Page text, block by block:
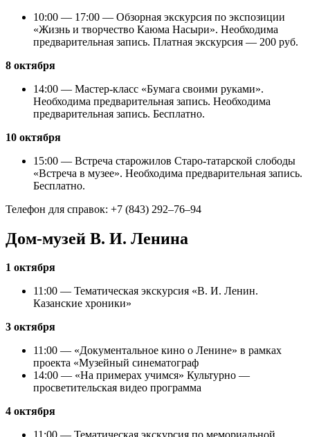
10:00 — 17:00 — Обзорная экскурсия по экспозиции
«Жизнь и творчество Каюма Насыри». Необходима
предварительная запись. Платная экскурсия — 200 руб.
8 октября
14:00 — Мастер-класс «Бумага своими руками».
Необходима предварительная запись. Необходима
предварительная запись. Бесплатно.
10 октября
15:00 — Встреча старожилов Старо-татарской слободы
«Встреча в музее». Необходима предварительная запись.
Бесплатно.
Телефон для справок: +7 (843) 292–76–94
Дом-музей В. И. Ленина
1 октября
11:00 — Тематическая экскурсия «В. И. Ленин.
Казанские хроники»
3 октября
11:00 — «Документальное кино о Ленине» в рамках
проекта «Музейный синематограф
14:00 — «На примерах учимся» Культурно —
просветительская видео программа
4 октября